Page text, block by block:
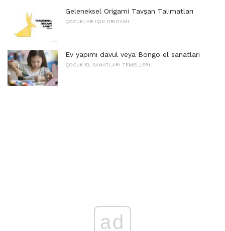
Geleneksel Origami Tavşan Talimatları
ÇOCUKLAR IÇIN ORIGAMI
Ev yapımı davul veya Bongo el sanatları
ÇOCUK EL SANATLARI TEMELLERI
ad